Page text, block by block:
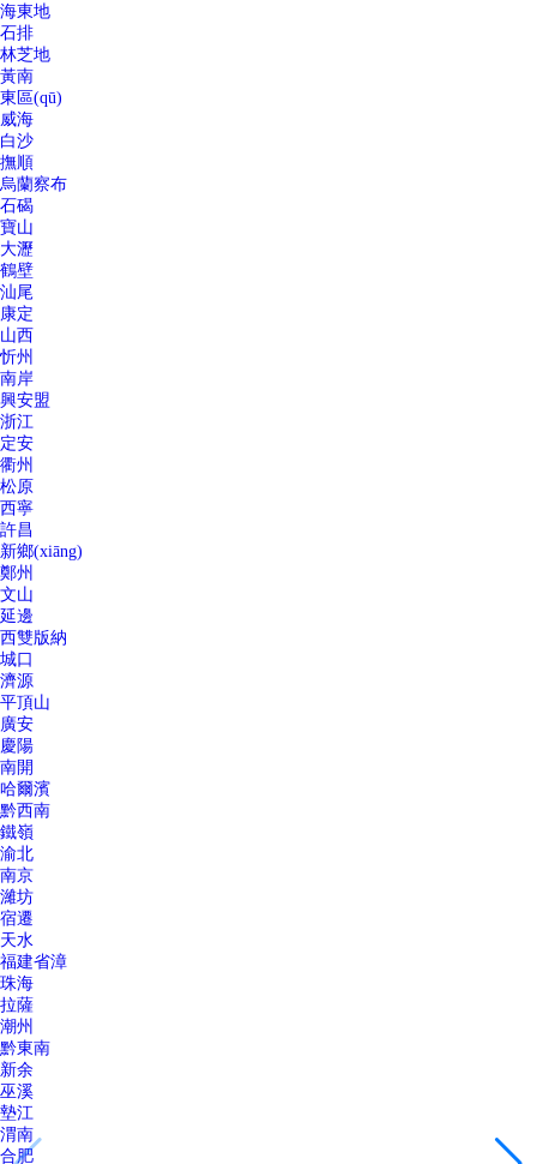
海東地
石排
林芝地
黃南
東區(qū)
威海
白沙
撫順
烏蘭察布
石碣
寶山
大瀝
鶴壁
汕尾
康定
山西
忻州
南岸
興安盟
浙江
定安
衢州
松原
西寧
許昌
新鄉(xiāng)
鄭州
文山
延邊
西雙版納
城口
濟源
平頂山
廣安
慶陽
南開
哈爾濱
黔西南
鐵嶺
渝北
南京
濰坊
宿遷
天水
福建省漳
珠海
拉薩
潮州
黔東南
新余
巫溪
墊江
渭南
合肥